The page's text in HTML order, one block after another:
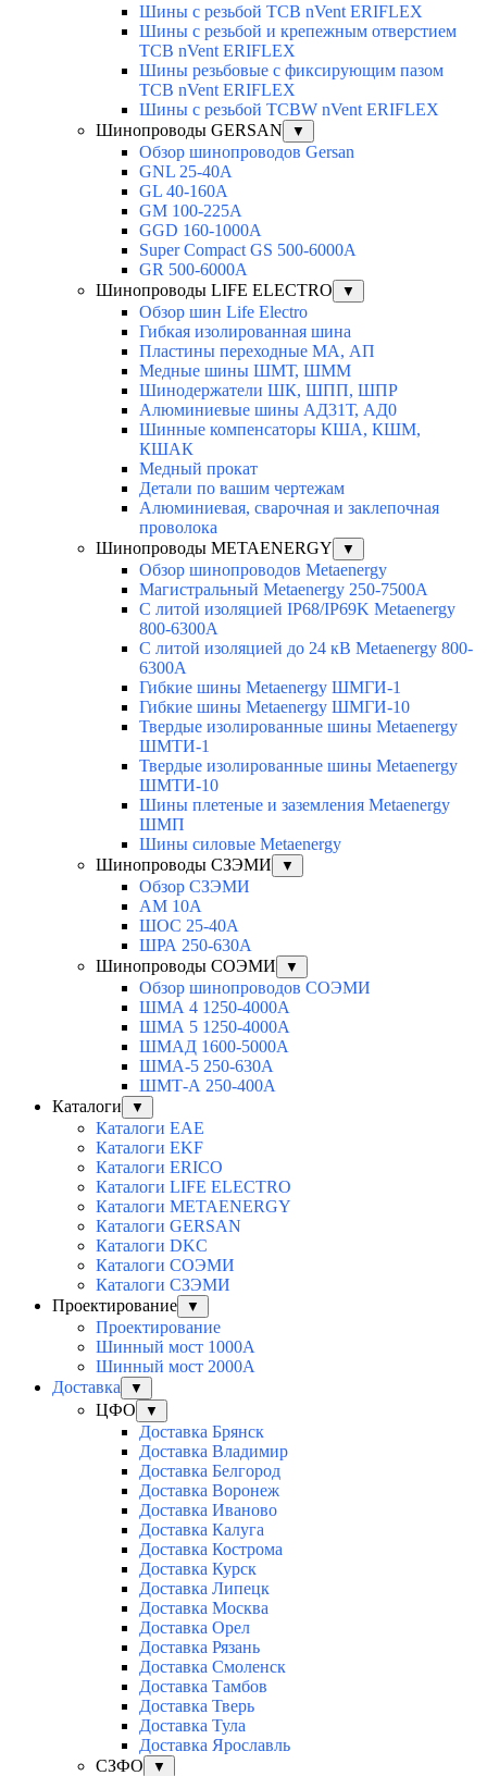
Шины с резьбой TCB nVent ERIFLEX
Шины с резьбой и крепежным отверстием
TCB nVent ERIFLEX
Шины резьбовые с фиксирующим пазом
TCB nVent ERIFLEX
Шины с резьбой TCBW nVent ERIFLEX
Шинопроводы GERSAN
▼
Обзор шинопроводов Gersan
GNL 25-40A
GL 40-160A
GM 100-225A
GGD 160-1000A
Super Compact GS 500-6000A
GR 500-6000A
Шинопроводы LIFE ELECTRO
▼
Обзор шин Life Electro
Гибкая изолированная шина
Пластины переходные МА, АП
Медные шины ШМТ, ШММ
Шинодержатели ШК, ШПП, ШПР
Алюминиевые шины АД31Т, АД0
Шинные компенсаторы КША, КШМ,
КШАК
Медный прокат
Детали по вашим чертежам
Алюминиевая, cварочная и заклепочная
проволока
Шинопроводы METAENERGY
▼
Обзор шинопроводов Metaenergy
Магистральный Metaenergy 250-7500A
С литой изоляцией IP68/IP69K Metaenergy
800-6300A
С литой изоляцией до 24 кВ Metaenergy 800-
6300A
Гибкие шины Metaenergy ШМГИ-1
Гибкие шины Metaenergy ШМГИ-10
Твердые изолированные шины Metaenergy
ШМТИ-1
Твердые изолированные шины Metaenergy
ШМТИ-10
Шины плетеные и заземления Metaenergy
ШМП
Шины силовые Metaenergy
Шинопроводы СЗЭМИ
▼
Обзор СЗЭМИ
АМ 10А
ШОС 25-40А
ШРА 250-630А
Шинопроводы СОЭМИ
▼
Обзор шинопроводов СОЭМИ
ШМА 4 1250-4000А
ШМА 5 1250-4000А
ШМАД 1600-5000А
ШМА-5 250-630А
ШМТ-А 250-400А
Каталоги
▼
Каталоги EAE
Каталоги EKF
Каталоги ERICO
Каталоги LIFE ELECTRO
Каталоги METAENERGY
Каталоги GERSAN
Каталоги DKC
Каталоги СОЭМИ
Каталоги СЗЭМИ
Проектирование
▼
Проектирование
Шинный мост 1000А
Шинный мост 2000А
Доставка
▼
ЦФО ▼
Доставка Брянск
Доставка Владимир
Доставка Белгород
Доставка Воронеж
Доставка Иваново
Доставка Калуга
Доставка Кострома
Доставка Курск
Доставка Липецк
Доставка Москва
Доставка Орел
Доставка Рязань
Доставка Смоленск
Доставка Тамбов
Доставка Тверь
Доставка Тула
Доставка Ярославль
СЗФО
▼